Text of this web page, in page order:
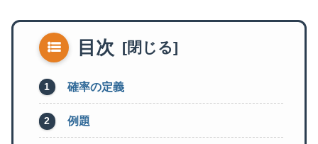
目次
確率の定義
例題